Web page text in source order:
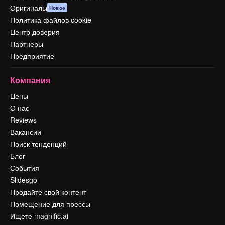
Оригиналы Новое
Политика файлов cookie
Центр доверия
Партнеры
Предприятие
Компания
Цены
О нас
Reviews
Вакансии
Поиск тенденций
Блог
События
Slidesgo
Продайте свой контент
Помещение для прессы
Ищете magnific.ai